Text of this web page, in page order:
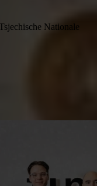
Nationale